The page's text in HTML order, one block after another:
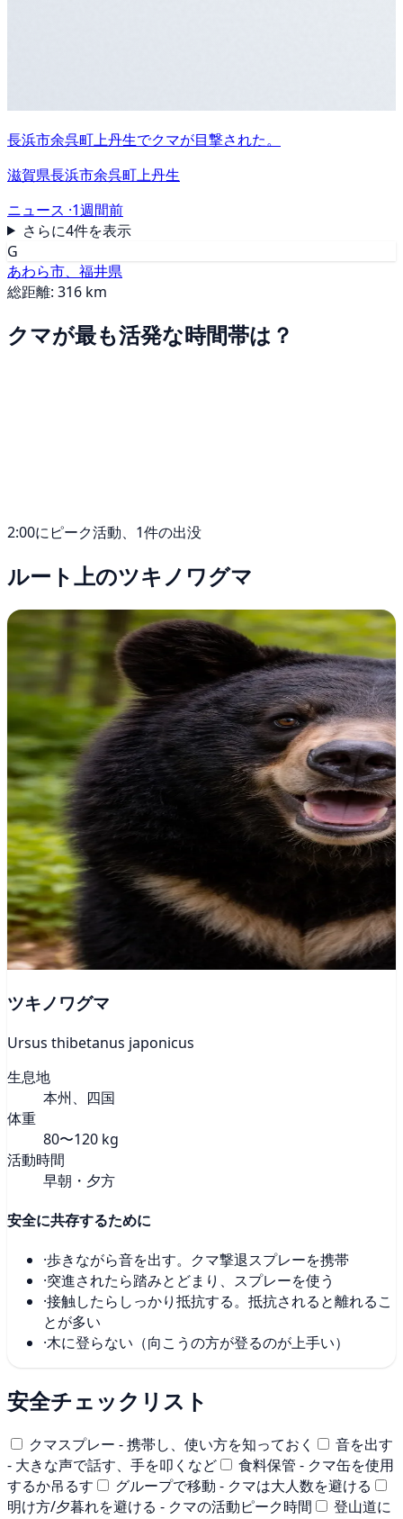
長浜市余呉町上丹生でクマが目撃された。
滋賀県長浜市余呉町上丹生
ニュース ·1週間前
さらに4件を表示
G
あわら市、福井県
総距離: 316 km
クマが最も活発な時間帯は？
2:00にピーク活動、1件の出没
ルート上のツキノワグマ
ツキノワグマ
Ursus thibetanus japonicus
生息地
本州、四国
体重
80〜120 kg
活動時間
早朝・夕方
安全に共存するために
·歩きながら音を出す。クマ撃退スプレーを携帯
·突進されたら踏みとどまり、スプレーを使う
·接触したらしっかり抵抗する。抵抗されると離れるこ
とが多い
·木に登らない（向こうの方が登るのが上手い）
安全チェックリスト
クマスプレー - 携帯し、使い方を知っておく
音を出す
- 大きな声で話す、手を叩くなど
食料保管 - クマ缶を使用
するか吊るす
グループで移動 - クマは大人数を避ける
明け方/夕暮れを避ける - クマの活動ピーク時間
登山道に